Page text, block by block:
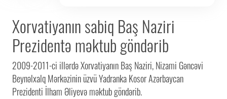
Xorvatiyanın sabiq Baş Naziri
Prezidentə məktub göndərib
2009-2011-ci illərdə Xorvatiyanın Baş Naziri, Nizami Gəncəvi
Beynəlxalq Mərkəzinin üzvü Yadranka Kosor Azərbaycan
Prezidenti İlham Əliyevə məktub göndərib.